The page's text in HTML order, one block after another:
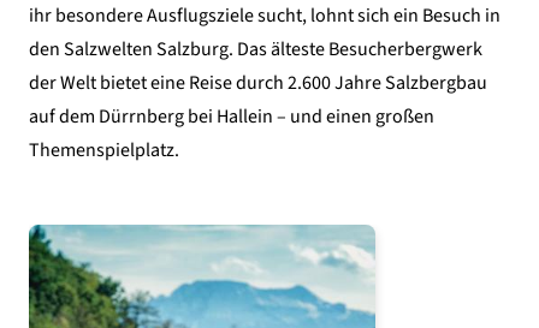
ihr besondere Ausflugsziele sucht, lohnt sich ein Besuch in
den Salzwelten Salzburg. Das älteste Besucherbergwerk
der Welt bietet eine Reise durch 2.600 Jahre Salzbergbau
auf dem Dürrnberg bei Hallein – und einen großen
Themenspielplatz.